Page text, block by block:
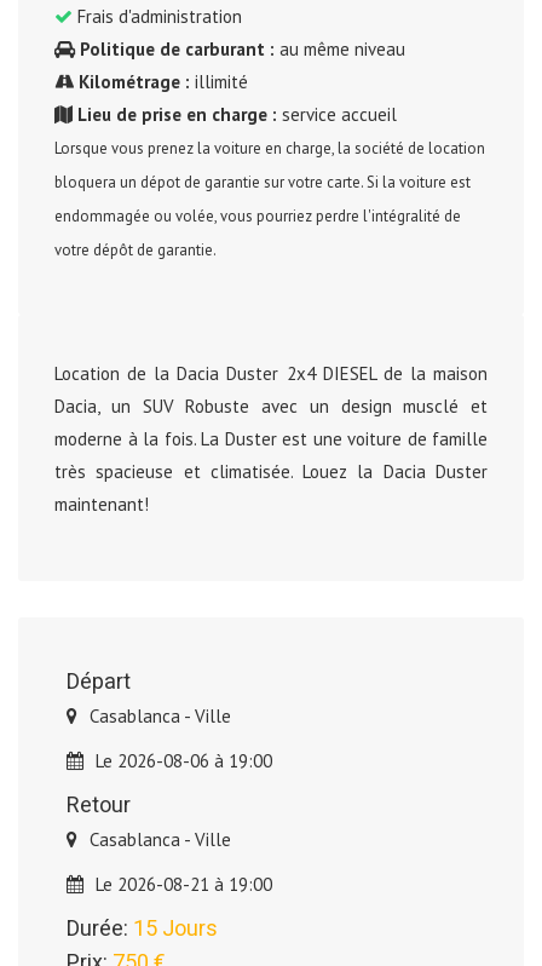
Frais d'administration
Politique de carburant : au même niveau
Kilométrage : illimité
Lieu de prise en charge : service accueil
Lorsque vous prenez la voiture en charge, la société de location
bloquera un dépot de garantie sur votre carte. Si la voiture est
endommagée ou volée, vous pourriez perdre l'intégralité de
votre dépôt de garantie.
Location de la Dacia Duster 2x4 DIESEL de la maison
Dacia, un SUV Robuste avec un design musclé et
moderne à la fois. La Duster est une voiture de famille
très spacieuse et climatisée. Louez la Dacia Duster
maintenant!
Départ
Casablanca - Ville
Le 2026-08-06 à 19:00
Retour
Casablanca - Ville
Le 2026-08-21 à 19:00
Durée: 15 Jours